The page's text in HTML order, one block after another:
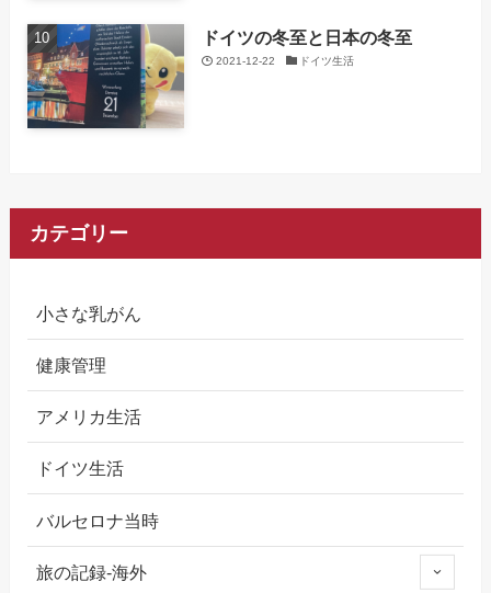
ドイツの冬至と日本の冬至
2021-12-22 ドイツ生活
カテゴリー
小さな乳がん
健康管理
アメリカ生活
ドイツ生活
バルセロナ当時
旅の記録-海外